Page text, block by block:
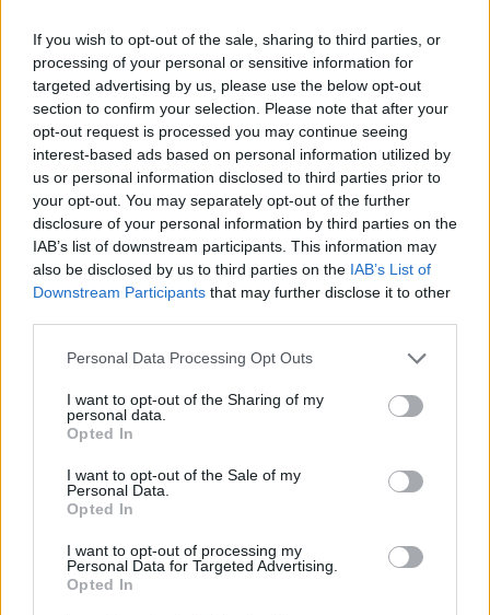
If you wish to opt-out of the sale, sharing to third parties, or
processing of your personal or sensitive information for
targeted advertising by us, please use the below opt-out
section to confirm your selection. Please note that after your
opt-out request is processed you may continue seeing
interest-based ads based on personal information utilized by
us or personal information disclosed to third parties prior to
your opt-out. You may separately opt-out of the further
disclosure of your personal information by third parties on the
IAB’s list of downstream participants. This information may
also be disclosed by us to third parties on the IAB’s List of
Downstream Participants that may further disclose it to other
Personal Data Processing Opt Outs
I want to opt-out of the Sharing of my
personal data.
Opted In
I want to opt-out of the Sale of my
Personal Data.
Opted In
I want to opt-out of processing my
Personal Data for Targeted Advertising.
Opted In
Η συμφωνία Arval-Athlon αναδιαμορφώνει την αγορά leasing
VW: Η δύσκολη εξίσωση της
αναδιάρθρωσης
Alpha Bank: Για πρώτη φορά το
Αρχαίο Θέατρο Επιδαύρου
άνοιξε τις πύλες του σε όλους
ESG Report 2025: Πώς η ΑΒ Βασιλόπουλος μετατρέπει τη
βιωσιμότητα σε καθημερινή πράξη
Stoiximan: «Πού ήσουν;» στις μεγάλες στιγμές του Ολυμπιακού
ΠΕΡΙΣΣΌΤΕΡΑ ΣΕ ΑΥΤΉ ΤΗΝ ΚΑΤΗΓΟΡΊΑ